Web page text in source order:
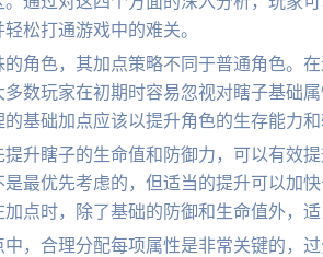
松打通游戏中的难关。
的角色，其加点策略不同于普通角色。
数玩家在初期时容易忽视对瞎子基础
基础加点应该以提升角色的生存能力和
升瞎子的生命值和防御力，可以有效
最优先考虑的，但适当的提升可以加
点时，除了基础的防御和生命值外，
，合理分配每项属性是非常关键的，